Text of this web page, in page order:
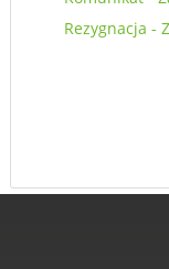
Rezygnacja -